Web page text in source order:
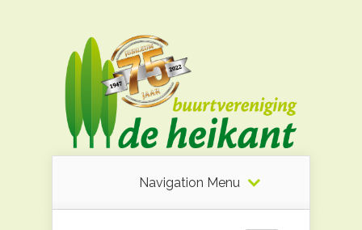
Navigation Menu